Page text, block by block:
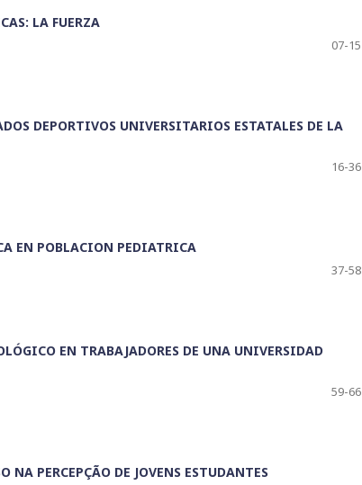
LA FUERZA
07-15
DEPORTIVOS UNIVERSITARIOS ESTATALES DE LA
16-36
EN POBLACION PEDIATRICA
37-58
EN TRABAJADORES DE UNA UNIVERSIDAD
59-66
NA PERCEPÇÃO DE JOVENS ESTUDANTES